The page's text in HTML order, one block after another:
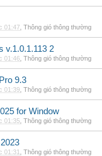
01:47 Thông gió thông thường
v.1.0.1.113 2
01:46 Thông gió thông thường
9.3
01:39 Thông gió thông thường
for Window
01:35 Thông gió thông thường
01:31 Thông gió thông thường